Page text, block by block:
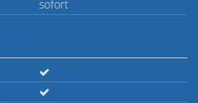
sofort